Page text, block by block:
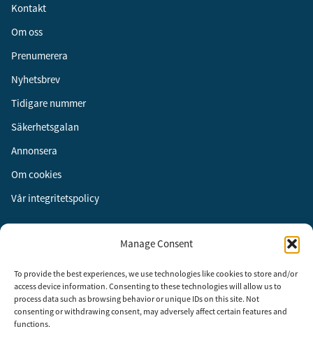
Manage Consent
To provide the best experiences, we use technologies like cookies to store and/or
access device information. Consenting to these technologies will allow us to
process data such as browsing behavior or unique IDs on this site. Not
consenting or withdrawing consent, may adversely affect certain features and
functions.
Kontakt
Om oss
Prenumerera
Nyhetsbrev
Tidigare nummer
Säkerhetsgalan
Annonsera
Om cookies
Vår integritetspolicy
Instagram
LinkedIn